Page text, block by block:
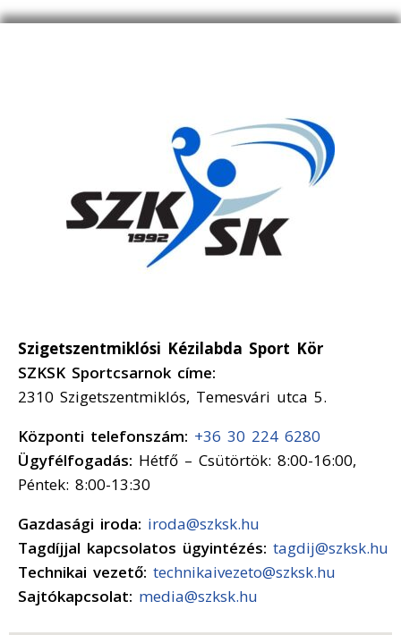
Szigetszentmiklósi Kézilabda Sport Kör
SZKSK Sportcsarnok címe:
2310 Szigetszentmiklós, Temesvári utca 5.
Központi telefonszám: +36 30 224 6280
Ügyfélfogadás: Hétfő – Csütörtök: 8:00-16:00,
Péntek: 8:00-13:30
Gazdasági iroda: iroda@szksk.hu
Tagdíjjal kapcsolatos ügyintézés: tagdij@szksk.hu
Technikai vezető: technikaivezeto@szksk.hu
Sajtókapcsolat: media@szksk.hu